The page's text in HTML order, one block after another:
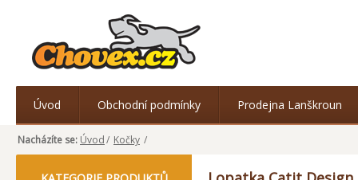
Úvod Obchodní podmínky Prodejna Lanškroun
Nacházíte se: Úvod/ Kočky /